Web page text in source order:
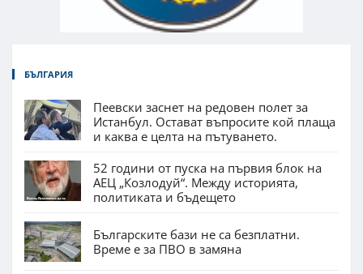
БЪЛГАРИЯ
Пеевски заснет на редовен полет за
Истанбул. Остават въпросите кой плаща
и каква е целта на пътуването.
52 години от пуска на първия блок на
АЕЦ „Козлодуй“. Между историята,
политиката и бъдещето
Българските бази не са безплатни.
Време е за ПВО в замяна